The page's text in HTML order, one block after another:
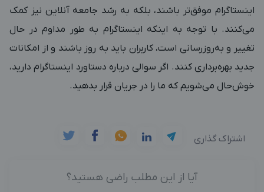
اینستاگرام موفق‌تر باشند، بلکه به رشد جامعه آنلاین نیز کمک
می‌کنند. با توجه به اینکه اینستاگرام به طور مداوم در حال
تغییر و به‌روزرسانی است، کاربران باید به روز باشند و از امکانات
جدید بهره‌برداری کنند. اگر سوالی درباره دستاورد اینستاگرام دارید،
خوش‌حال می‌شویم که ما را در جریان قرار بدهید.
اشتراک گذاری
آیا از این مطلب راضی هستید؟